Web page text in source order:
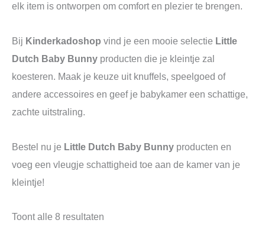
elk item is ontworpen om comfort en plezier te brengen.
Bij Kinderkadoshop vind je een mooie selectie Little
Dutch Baby Bunny producten die je kleintje zal
koesteren. Maak je keuze uit knuffels, speelgoed of
andere accessoires en geef je babykamer een schattige,
zachte uitstraling.
Bestel nu je Little Dutch Baby Bunny producten en
voeg een vleugje schattigheid toe aan de kamer van je
kleintje!
Toont alle 8 resultaten